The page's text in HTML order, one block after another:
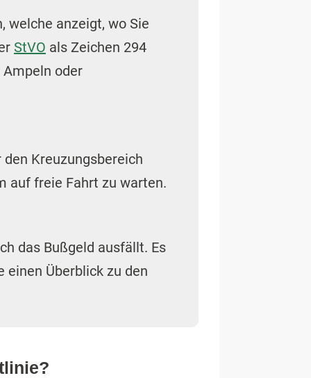
welche anzeigt, wo Sie
StVO als Zeichen 294
oder
Kreuzungsbereich
auf freie Fahrt zu warten.
das Bußgeld ausfällt. Es
einen Überblick zu den